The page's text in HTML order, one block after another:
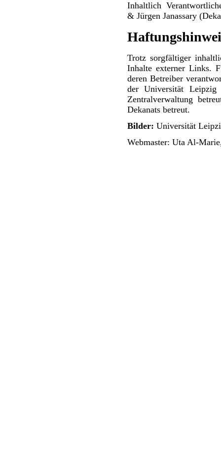
Inhaltlich
& Jürgen Janassary
Trotz sorgfältiger
Inhalte externer Links.
deren Betreiber
der Universität Leipzig
Zentralverwaltung
Dekanats betreut.
Bilder: Universität
Webmaster: Uta Al-